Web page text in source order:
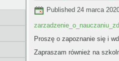
Published 24 marca
Proszę o zapoznanie się i
Zapraszam również na